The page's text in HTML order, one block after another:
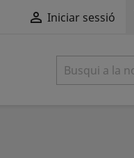
 Iniciar sessió